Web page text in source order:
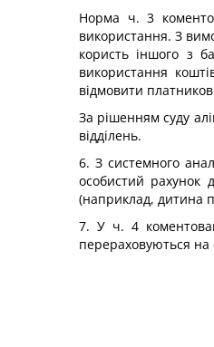
Норма ч. 3
використання. З
користь іншого з
використання
відмовити
За рішенням суду
відділень.
6. З системного
особистий рахунок
(наприклад, дитина
7. У ч. 4
перераховуються